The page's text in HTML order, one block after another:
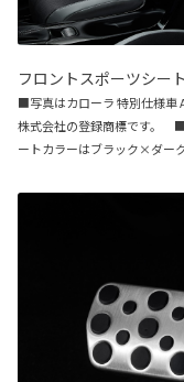
フロントスポーツシー
■写真はカローラ 特別仕様車
株式会社の登録商標です。 ■
ートカラーはブラック×ダー